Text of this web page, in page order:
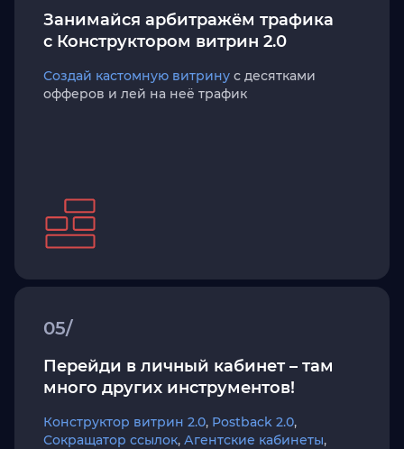
Занимайся арбитражём трафика
с Конструктором витрин 2.0
Создай кастомную витрину с десятками
офферов и лей на неё трафик
05/
Перейди в личный кабинет – там
много других инструментов!
Конструктор витрин 2.0, Postback 2.0,
Сокращатор ссылок, Агентские кабинеты,